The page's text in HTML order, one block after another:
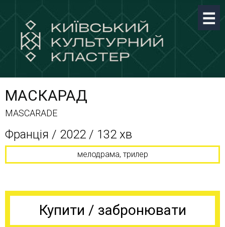
МАСКАРАД
MASCARADE
Франція / 2022 / 132 хв
мелодрама, трилер
Купити / забронювати